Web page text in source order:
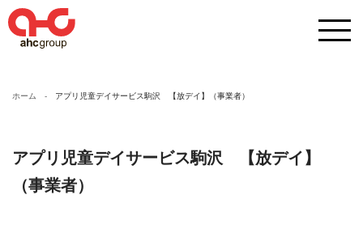
ホーム アプリ児童デイサービス駒沢 【放デイ】（事業者）
アプリ児童デイサービス駒沢 【放デイ】
（事業者）